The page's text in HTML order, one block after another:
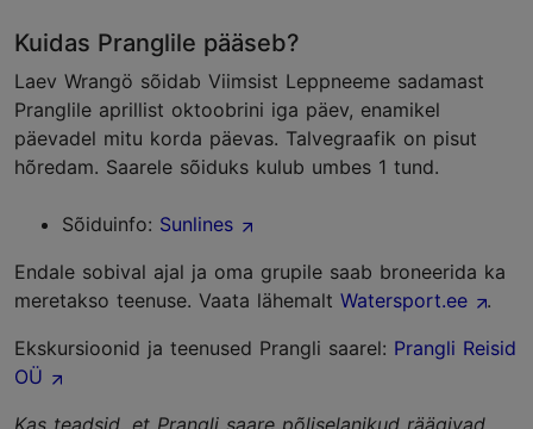
Kuidas Pranglile pääseb?
Laev Wrangö sõidab Viimsist Leppneeme sadamast
Pranglile aprillist oktoobrini iga päev, enamikel
päevadel mitu korda päevas. Talvegraafik on pisut
hõredam. Saarele sõiduks kulub umbes 1 tund.
Sõiduinfo: Sunlines
Endale sobival ajal ja oma grupile saab broneerida ka
meretakso teenuse. Vaata lähemalt Watersport.ee
.
Ekskursioonid ja teenused Prangli saarel: Prangli Reisid
OÜ